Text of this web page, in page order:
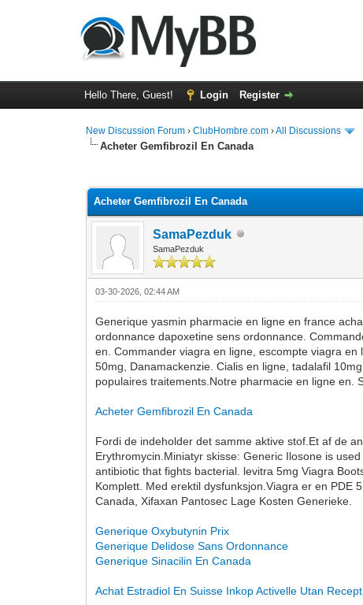
Hello There, Guest! Login Register
New Discussion Forum ›ClubHombre.com ›All Discussions
Acheter Gemfibrozil En Canada
Acheter Gemfibrozil En Canada
SamaPezduk
SamaPezduk
03-30-2026, 02:44 AM
Generique yasmin pharmacie en ligne en france
ordonnance dapoxetine sens ordonnance.
en. Commander viagra en ligne, escompte viagra
50mg, Danamackenzie. Cialis en ligne, tadalafil
populaires traitements.Notre pharmacie en ligne en.
Acheter Gemfibrozil En Canada
Fordi de indeholder det samme aktive stof.Et af de
Erythromycin.Miniatyr skisse: Generic Ilosone is
antibiotic that fights bacterial. levitra 5mg Viagra
Komplett. Med erektil dysfunksjon.Viagra er en PDE
Canada, Xifaxan Pantosec Lage Kosten Generieke.
Generique Oxybutynin Prix
Generique Delidose Sans Ordonnance
Generique Sinacilin En Canada
Achat Estradiol En Suisse Inkop Activelle Utan Recept